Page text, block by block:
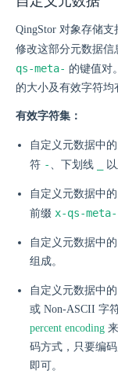
QingStor 对象存储
修改这部分元数据信
qs-meta- 的键值对
的大小及有效字符均
有效字符集：
自定义元数据中的
符 - 、下划线
自定义元数据中的
前缀 x-qs-meta-
自定义元数据中的
组成。
自定义元数据中的
或 Non-ASCII 字
percent encoding
码方式，只要编
即可。